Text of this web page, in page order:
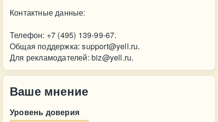
Контактные данные:
Телефон: +7 (495) 139-99-67.
Общая поддержка:support@yell.ru.
Для рекламодателей: biz@yell.ru.
Ваше мнение
Уровень доверия